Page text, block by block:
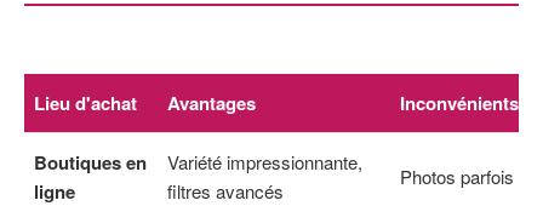
Lieu d'achat Avantages Inconvénients
Boutiques en
ligne
Variété impressionnante,
filtres avancés
Photos parfois